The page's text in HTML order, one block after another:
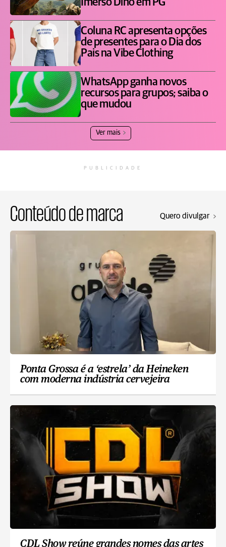
Imerso Dino em PG
Coluna RC apresenta opções
de presentes para o Dia dos
Pais na Vibe Clothing
WhatsApp ganha novos
recursos para grupos; saiba o
que mudou
Ver mais
PUBLICIDADE
Conteúdo de marca Quero divulgar
Ponta Grossa é a ‘estrela’ da Heineken
com moderna indústria cervejeira
CDL Show reúne grandes nomes das artes